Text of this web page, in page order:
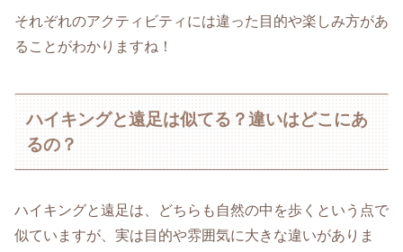
それぞれのアクティビティには違った目的や楽しみ方があ
ることがわかりますね！
ハイキングと遠足は似てる？違いはどこにあ
るの？
ハイキングと遠足は、どちらも自然の中を歩くという点で
似ていますが、実は目的や雰囲気に大きな違いがありま